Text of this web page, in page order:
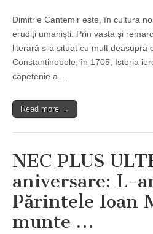
Dimitrie Cantemir este, în cultura
erudiţi umanişti. Prin vasta şi
literară s-a situat cu mult deasupra
Constantinopole, în 1705, Istoria
căpetenie a…
Read more →
NEC PLUS
aniversare: L-
Părintele Ioan
munte …